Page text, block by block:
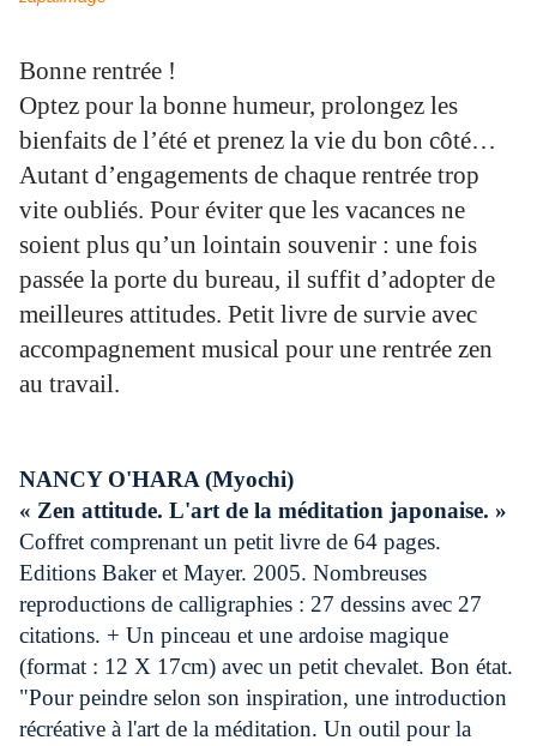
Bonne rentrée !
Optez pour la bonne humeur, prolongez les
bienfaits de l’été et prenez la vie du bon côté…
Autant d’engagements de chaque rentrée trop
vite oubliés. Pour éviter que les vacances ne
soient plus qu’un lointain souvenir : une fois
passée la porte du bureau, il suffit d’adopter de
meilleures attitudes. Petit livre de survie avec
accompagnement musical pour une rentrée zen
au travail.
NANCY O'HARA (Myochi)
« Zen attitude. L'art de la méditation japonaise. »
Coffret comprenant un petit livre de 64 pages.
Editions Baker et Mayer. 2005. Nombreuses
reproductions de calligraphies : 27 dessins avec 27
citations. + Un pinceau et une ardoise magique
(format : 12 X 17cm) avec un petit chevalet. Bon état.
"Pour peindre selon son inspiration, une introduction
récréative à l'art de la méditation. Un outil pour la